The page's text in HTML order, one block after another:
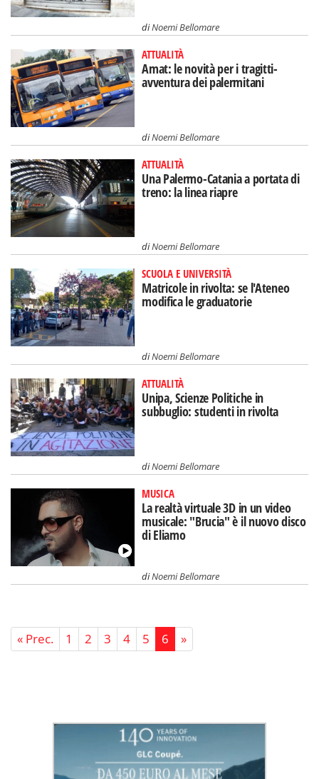
diNoemi Bellomare
ATTUALITÀ
Amat: le novità per i tragitti-
avventura dei palermitani
diNoemi Bellomare
ATTUALITÀ
Una Palermo-Catania a portata di
treno: la linea riapre
diNoemi Bellomare
SCUOLA E UNIVERSITÀ
Matricole in rivolta: se l'Ateneo
modifica le graduatorie
diNoemi Bellomare
ATTUALITÀ
Unipa, Scienze Politiche in
subbuglio: studenti in rivolta
diNoemi Bellomare
MUSICA
La realtà virtuale 3D in un video
musicale: "Brucia" è il nuovo disco
di Eliamo
diNoemi Bellomare
« Prec. 1 2 3 4 5 6 »